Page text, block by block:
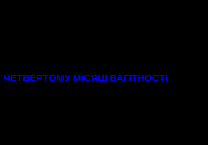
МІСЯЦІ ВАГІТНОСТІ